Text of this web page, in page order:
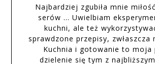
Najbardziej zgubiła mnie
serów … Uwielbiam
kuchni, ale też
sprawdzone przepisy, zwłaszcza
Kuchnia i gotowanie to moja
dzielenie się tym z